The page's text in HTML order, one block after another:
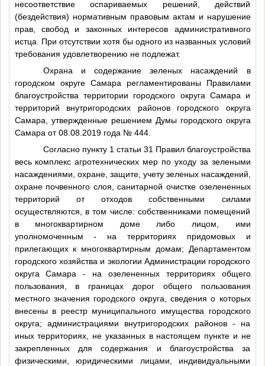
несоответствие оспариваемых решений, действий
(бездействия) нормативным правовым актам и нарушение
прав, свобод и законных интересов административного
истца. При отсутствии хотя бы одного из названных условий
требования удовлетворению не подлежат.
Охрана и содержание зеленых насаждений в
городском округе Самара регламентированы Правилами
благоустройства территории городского округа Самара и
территорий внутригородских районов городского округа
Самара, утвержденные решением Думы городского округа
Самара от 08.08.2019 года № 444.
Согласно пункту 1 статьи 31 Правил благоустройства
весь комплекс агротехнических мер по уходу за зелеными
насаждениями, охране, защите, учету зеленых насаждений,
охране почвенного слоя, санитарной очистке озелененных
территорий от отходов собственными силами
осуществляются, в том числе: собственниками помещений
в многоквартирном доме либо лицом, ими
уполномоченным - на территориях придомовых и
прилегающих к многоквартирным домам; Департаментом
городского хозяйства и экологии Администрации городского
округа Самара - на озелененных территориях общего
пользования, в границах дорог общего пользования
местного значения городского округа, сведения о которых
внесены в реестр муниципального имущества городского
округа; администрациями внутригородских районов - на
иных территориях, не указанных в настоящем пункте и не
закрепленных для содержания и благоустройства за
физическими, юридическими лицами, индивидуальными